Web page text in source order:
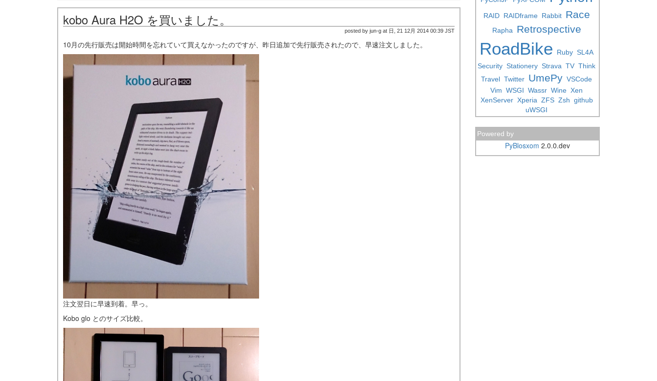
kobo Aura H2O を買いました。
posted by jun-g at 日, 21 12月 2014 00:39 JST
10月の先行販売は開始時間を忘れていて買えなかったのですが、昨日追加で先行販売されたので、早速注文しました。
注文翌日に早速到着。早っ。
Kobo glo とのサイズ比較。
RAID RAIDframe Rabbit Race
Rapha Retrospective
RoadBike Ruby SL4A
Security Stationery Strava TV Think
Travel Twitter UmePy VSCode
Vim WSGI Wassr Wine Xen
XenServer Xperia ZFS Zsh github
uWSGI
Powered by
PyBlosxom 2.0.0.dev